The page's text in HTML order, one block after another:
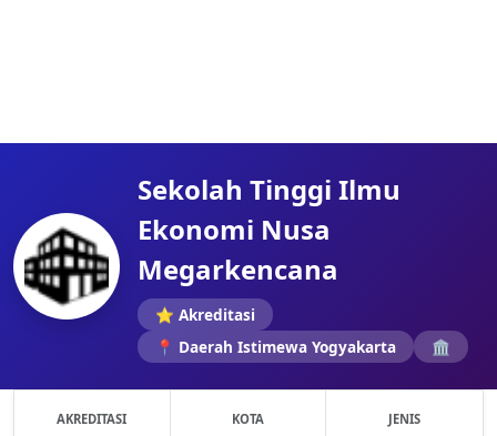
Sekolah Tinggi Ilmu
Ekonomi Nusa
Megarkencana
⭐ Akreditasi
📍 Daerah Istimewa Yogyakarta
🏛️
AKREDITASI KOTA JENIS